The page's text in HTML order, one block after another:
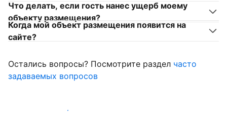
Что делать, если гость нанес ущерб моему
объекту размещения?
Когда мой объект размещения появится на
сайте?
Остались вопросы? Посмотрите раздел часто
задаваемых вопросов
Начать принимать гостей